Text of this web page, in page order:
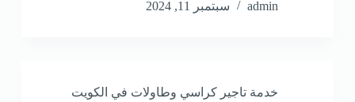
admin
سبتمبر 11, 2024
خدمة تاجير كراسي وطاولات في الكويت